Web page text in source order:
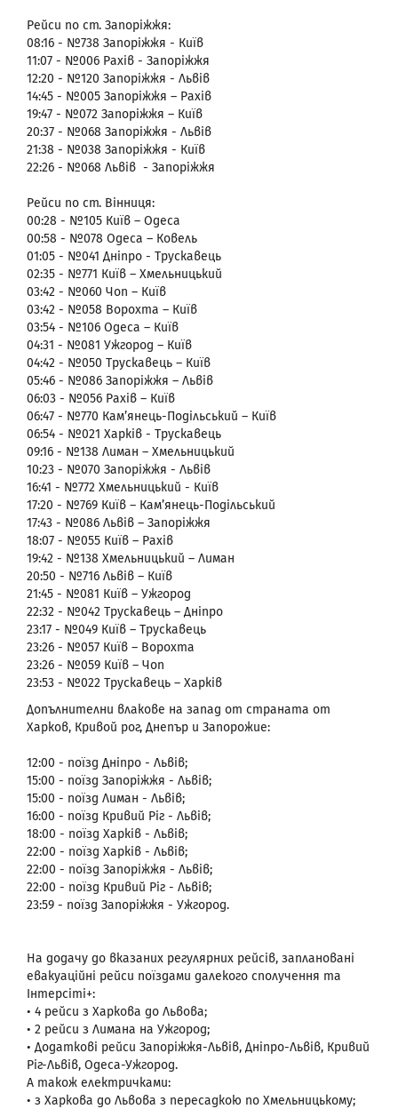
Рейси по ст. Запоріжжя:
08:16 - №738 Запоріжжя - Київ
11:07 - №006 Рахів - Запоріжжя
12:20 - №120 Запоріжжя - Львів
14:45 - №005 Запоріжжя – Рахів
19:47 - №072 Запоріжжя – Київ
20:37 - №068 Запоріжжя - Львів
21:38 - №038 Запоріжжя - Київ
22:26 - №068 Львів - Запоріжжя
Рейси по ст. Вінниця:
00:28 - №105 Київ – Одеса
00:58 - №078 Одеса – Ковель
01:05 - №041 Дніпро - Трускавець
02:35 - №771 Київ – Хмельницький
03:42 - №060 Чоп – Київ
03:42 - №058 Ворохта – Київ
03:54 - №106 Одеса – Київ
04:31 - №081 Ужгород – Київ
04:42 - №050 Трускавець – Київ
05:46 - №086 Запоріжжя – Львів
06:03 - №056 Рахів – Київ
06:47 - №770 Кам’янець-Подільський – Київ
06:54 - №021 Харків - Трускавець
09:16 - №138 Лиман – Хмельницький
10:23 - №070 Запоріжжя - Львів
16:41 - №772 Хмельницький - Київ
17:20 - №769 Київ – Кам’янець-Подільський
17:43 - №086 Львів – Запоріжжя
18:07 - №055 Київ – Рахів
19:42 - №138 Хмельницький – Лиман
20:50 - №716 Львів – Київ
21:45 - №081 Київ – Ужгород
22:32 - №042 Трускавець – Дніпро
23:17 - №049 Київ – Трускавець
23:26 - №057 Київ – Ворохта
23:26 - №059 Київ – Чоп
23:53 - №022 Трускавець – Харків
Допълнителни влакове на запад от страната от
Харков, Кривой рог, Днепър и Запорожие:
12:00 - поїзд Дніпро - Львів;
15:00 - поїзд Запоріжжя - Львів;
15:00 - поїзд Лиман - Львів;
16:00 - поїзд Кривий Ріг - Львів;
18:00 - поїзд Харків - Львів;
22:00 - поїзд Харків - Львів;
22:00 - поїзд Запоріжжя - Львів;
22:00 - поїзд Кривий Ріг - Львів;
23:59 - поїзд Запоріжжя - Ужгород.
На додачу до вказаних регулярних рейсів, заплановані
евакуаційні рейси поїздами далекого сполучення та
Інтерсіті+:
• 4 рейси з Харкова до Львова;
• 2 рейси з Лимана на Ужгород;
• Додаткові рейси Запоріжжя-Львів, Дніпро-Львів, Кривий
Ріг-Львів, Одеса-Ужгород.
А також електричками:
• з Харкова до Львова з пересадкою по Хмельницькому;